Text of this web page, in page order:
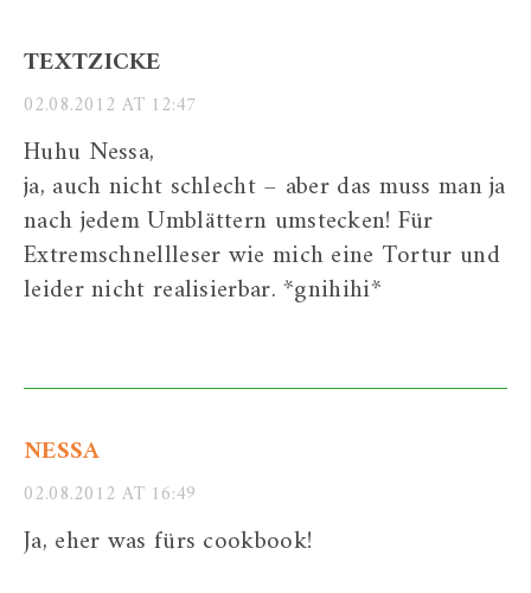
TEXTZICKE
02.08.2012 AT 12:47
Huhu Nessa,
ja, auch nicht schlecht – aber das muss man ja
nach jedem Umblättern umstecken! Für
Extremschnellleser wie mich eine Tortur und
leider nicht realisierbar. *gnihihi*
NESSA
02.08.2012 AT 16:49
Ja, eher was fürs cookbook!